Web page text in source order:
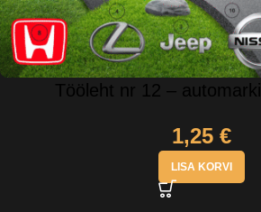
Tööleht nr 12 –
1,25 €
LISA KORVI